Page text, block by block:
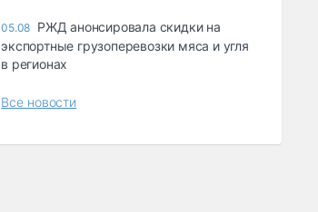
05.08 РЖД анонсировала скидки на
экспортные грузоперевозки мяса и угля
в регионах
Все новости